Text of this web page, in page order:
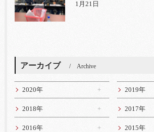
1月21日
アーカイブ Archive
2020年 2019年
2018年 2017年
2016年 2015年